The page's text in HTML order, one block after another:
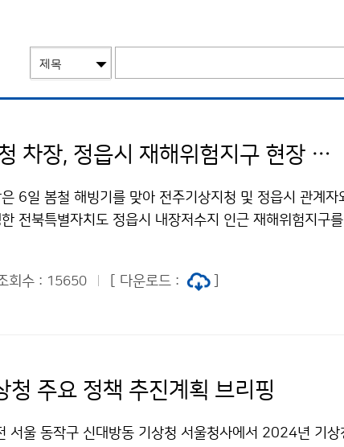
장동언 기상청 차장, 정읍시 재해위험지구 현장 방문
6일 봄철 해빙기를 맞아 전주기상지청 및 정읍시 관계자
전북특별자치도 정읍시 내장저수지 인근 재해위험지구
회수 : 15650 [ 다운로드 :
주요 정책 추진계획 브리핑
서울 동작구 신대방동 기상청 서울청사에서 2024년 기상